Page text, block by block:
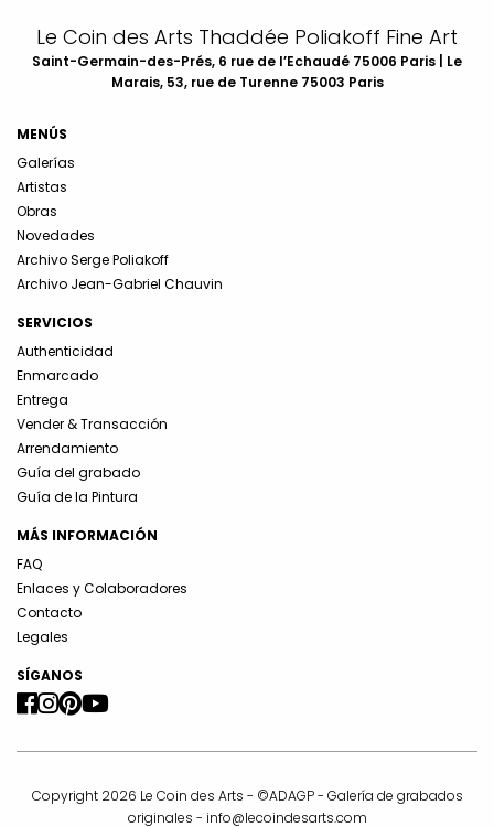
Le Coin des Arts Thaddée Poliakoff Fine Art
Saint-Germain-des-Prés, 6 rue de l’Echaudé 75006 Paris | Le
Marais, 53, rue de Turenne 75003 Paris
MENÚS
Galerías
Artistas
Obras
Novedades
Archivo Serge Poliakoff
Archivo Jean-Gabriel Chauvin
SERVICIOS
Authenticidad
Enmarcado
Entrega
Vender & Transacción
Arrendamiento
Guía del grabado
Guía de la Pintura
MÁS INFORMACIÓN
FAQ
Enlaces y Colaboradores
Contacto
Legales
SÍGANOS
Copyright 2026 Le Coin des Arts - ©ADAGP - Galería de grabados
originales - info@lecoindesarts.com